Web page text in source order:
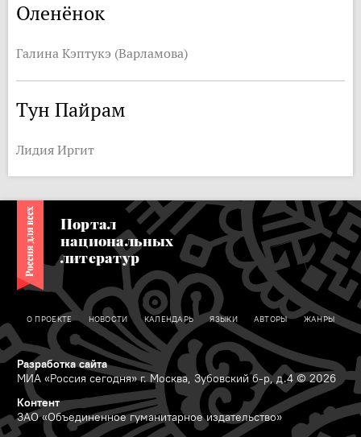
Оленёнок
Галина Кэптукэ (Варламова)
Тун Пайрам
Лидия Иргит
Портал
национальных
литератур
О ПРОЕКТЕ НОВОСТИ КАЛЕНДАРЬ ЯЗЫКИ АВТОРЫ ЖАНРЫ
Разработка сайта
МИА «Россия сегодня» г. Москва, Зубовский б-р, д.4 © 2026
Контент
ЗАО «Объединенное гуманитарное издательство»